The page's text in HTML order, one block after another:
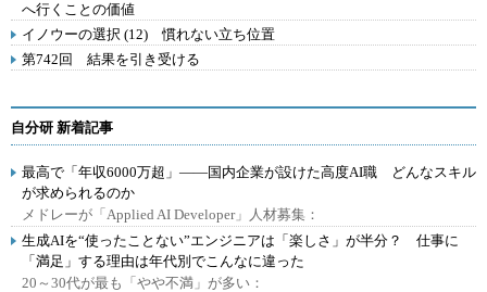
へ行くことの価値
イノウーの選択 (12) 慣れない立ち位置
第742回 結果を引き受ける
自分研 新着記事
最高で「年収6000万超」――国内企業が設けた高度AI職 どんなスキル
が求められるのか
メドレーが「Applied AI Developer」人材募集：
生成AIを“使ったことない”エンジニアは「楽しさ」が半分？ 仕事に
「満足」する理由は年代別でこんなに違った
20～30代が最も「やや不満」が多い：